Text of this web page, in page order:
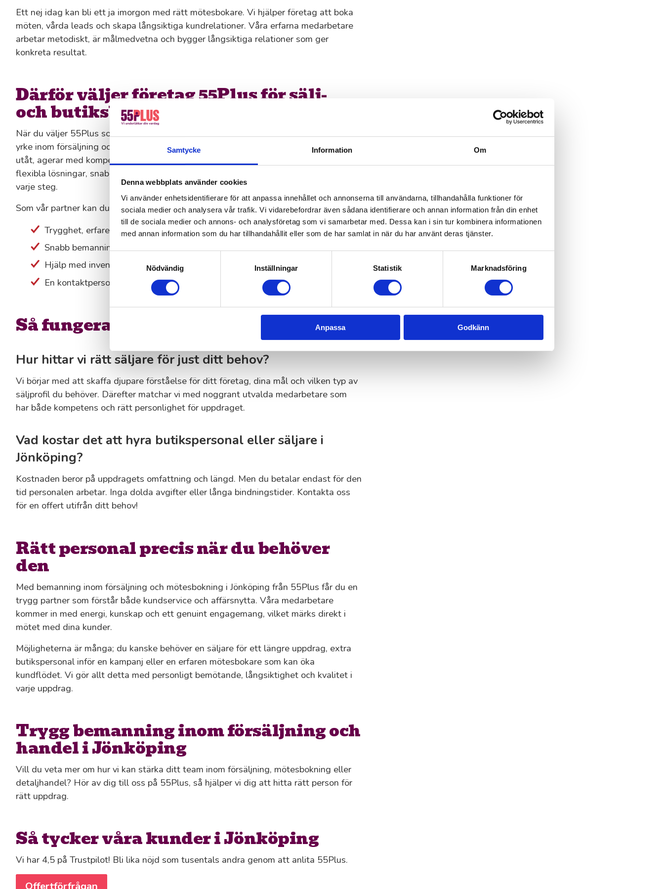
Samtycke Information Om
Denna webbplats använder cookies
Vi använder enhetsidentifierare för att anpassa innehållet och annonserna till användarna, tillhandahålla funktioner för
sociala medier och analysera vår trafik. Vi vidarebefordrar även sådana identifierare och annan information från din enhet
till de sociala medier och annons- och analysföretag som vi samarbetar med. Dessa kan i sin tur kombinera informationen
med annan information som du har tillhandahållit eller som de har samlat in när du har använt deras tjänster.
Nödvändig
Inställningar Statistik Marknadsföring
Anpassa Godkänn
Ett nej idag kan bli ett ja imorgon med rätt mötesbokare. Vi hjälper företag att boka
möten, vårda leads och skapa långsiktiga kundrelationer. Våra erfarna medarbetare
arbetar metodiskt, är målmedvetna och bygger långsiktiga relationer som ger
konkreta resultat.
Därför väljer företag 55Plus för sälj-
och butiksbemanning
När du väljer 55Plus som partner får du tillgång till erfarna medarbetare som kan sitt
yrke inom försäljning och service. De vet vad det innebär att vara ett företags ansikte
utåt, agerar med kompetens och visar omtanke i varje kundmöte. Vi finns här med
flexibla lösningar, snabba insatser när det behövs, och ett personligt engagemang i
varje steg.
Som vår partner kan du förvänta dig:
Trygghet, erfarenhet och personlig service
Snabb bemanning även vid akuta behov
Hjälp med inventeringar och tillfälliga serviceuppdrag
En kontaktperson som följer upp hela vägen
Så fungerar våra bemanningstjänster
Hur hittar vi rätt säljare för just ditt behov?
Vi börjar med att skaffa djupare förståelse för ditt företag, dina mål och vilken typ av
säljprofil du behöver. Därefter matchar vi med noggrant utvalda medarbetare som
har både kompetens och rätt personlighet för uppdraget.
Vad kostar det att hyra butikspersonal eller säljare i
Jönköping?
Kostnaden beror på uppdragets omfattning och längd. Men du betalar endast för den
tid personalen arbetar. Inga dolda avgifter eller långa bindningstider. Kontakta oss
för en offert utifrån ditt behov!
Rätt personal precis när du behöver
den
Med bemanning inom försäljning och mötesbokning i Jönköping från 55Plus får du en
trygg partner som förstår både kundservice och affärsnytta. Våra medarbetare
kommer in med energi, kunskap och ett genuint engagemang, vilket märks direkt i
mötet med dina kunder.
Möjligheterna är många; du kanske behöver en säljare för ett längre uppdrag, extra
butikspersonal inför en kampanj eller en erfaren mötesbokare som kan öka
kundflödet. Vi gör allt detta med personligt bemötande, långsiktighet och kvalitet i
varje uppdrag.
Trygg bemanning inom försäljning och
handel i Jönköping
Vill du veta mer om hur vi kan stärka ditt team inom försäljning, mötesbokning eller
detaljhandel? Hör av dig till oss på 55Plus, så hjälper vi dig att hitta rätt person för
rätt uppdrag.
Så tycker våra kunder i Jönköping
Vi har 4,5 på Trustpilot! Bli lika nöjd som tusentals andra genom att anlita 55Plus.
Offertförfrågan